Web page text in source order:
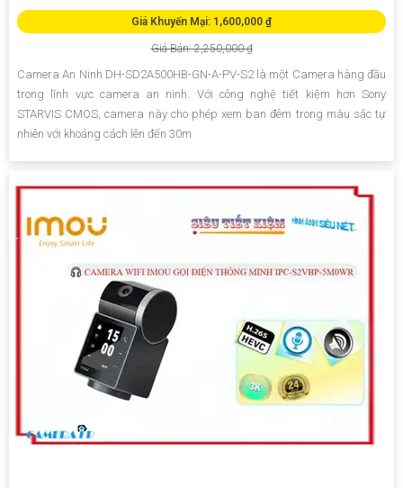
Giá Khuyến Mại: 1,600,000 ₫
Giá Bán: 2,250,000 ₫
Camera An Ninh DH-SD2A500HB-GN-A-PV-S2 là một Camera hàng đầu
trong lĩnh vực camera an ninh. Với công nghệ tiết kiệm hơn Sony
STARVIS CMOS, camera này cho phép xem ban đêm trong màu sắc tự
nhiên với khoảng cách lên đến 30m